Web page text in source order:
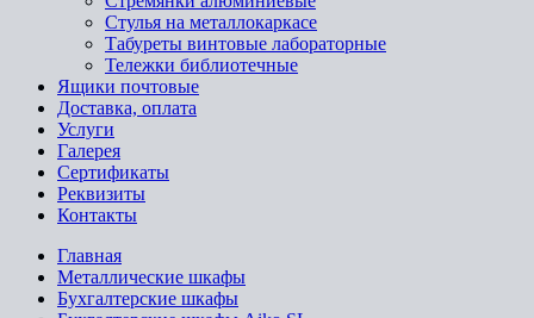
Стулья на металлокаркасе
Табуреты винтовые лабораторные
Тележки библиотечные
Ящики почтовые
Доставка, оплата
Услуги
Галерея
Сертификаты
Реквизиты
Контакты
Главная
Металлические шкафы
Бухгалтерские шкафы